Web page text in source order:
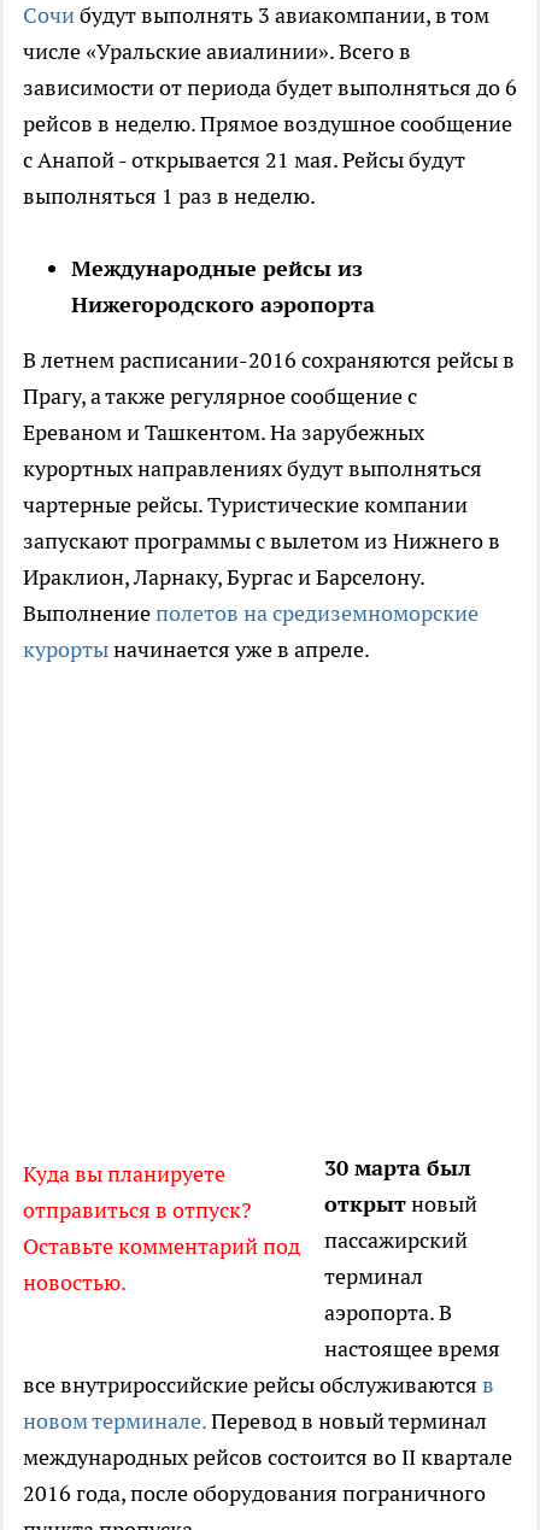
Сочибудут выполнять 3 авиакомпании, в том
числе «Уральские авиалинии». Всего в
зависимости от периода будет выполняться до 6
рейсов в неделю. Прямое воздушное сообщение
с Анапой - открывается 21 мая. Рейсы будут
выполняться 1 раз в неделю.
Международные рейсы из
Нижегородского аэропорта
В летнем расписании-2016 сохраняются рейсы в
Прагу, а также регулярное сообщение с
Ереваном и Ташкентом. На зарубежных
курортных направлениях будут выполняться
чартерные рейсы. Туристические компании
запускают программы с вылетом из Нижнего в
Ираклион, Ларнаку, Бургас и Барселону.
Выполнениеполетов на средиземноморские
курортыначинается уже в апреле.
Куда вы планируете
отправиться в отпуск?
Оставьте комментарий под
новостью.
30 марта был
открытновый
пассажирский
терминал
аэропорта. В
настоящее время
все внутрироссийские рейсы обслуживаются в
новом терминале.Перевод в новый терминал
международных рейсов состоится во II квартале
2016 года, после оборудования пограничного